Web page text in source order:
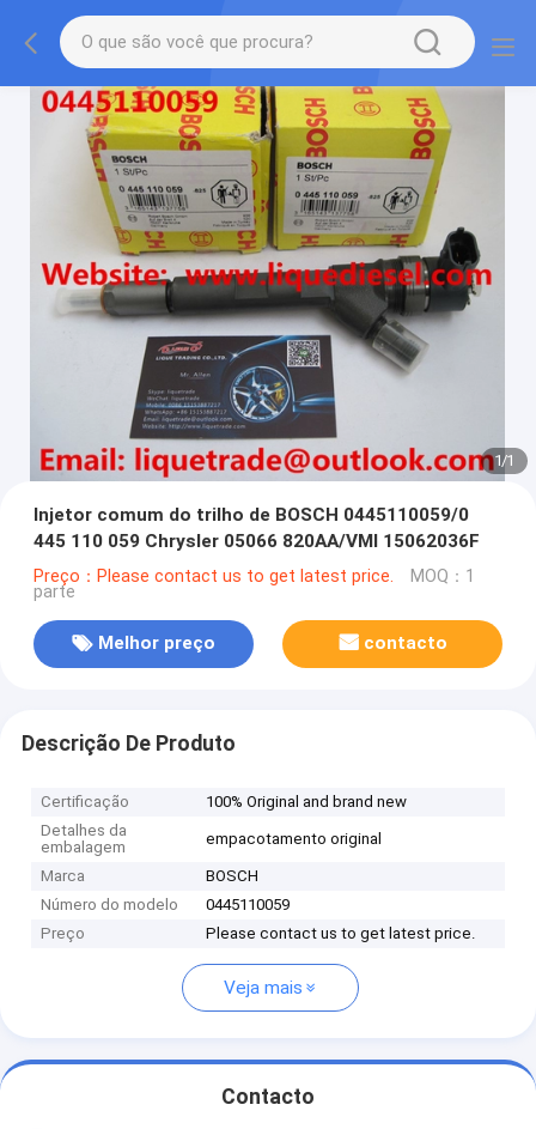
1/1
Injetor comum do trilho de BOSCH 0445110059/0
445 110 059 Chrysler 05066 820AA/VMI 15062036F
Preço：Please contact us to get latest price. MOQ：1
parte
Melhor preço contacto
Descrição De Produto
Certificação
100% Original and brand new
Detalhes da
embalagem
empacotamento original
Marca
BOSCH
Número do modelo
0445110059
Preço
Please contact us to get latest price.
Veja mais
Contacto